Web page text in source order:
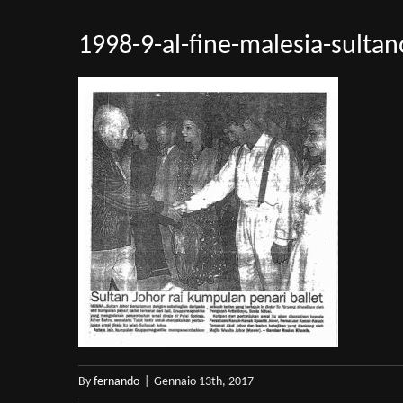
1998-9-al-fine-malesia-
By fernando Gennaio 13th, 2017